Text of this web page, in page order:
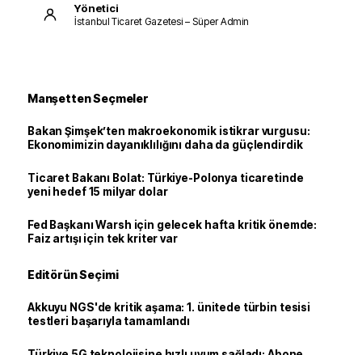
Yönetici
İstanbul Ticaret Gazetesi – Süper Admin
Manşetten Seçmeler
Bakan Şimşek’ten makroekonomik istikrar vurgusu:
Ekonomimizin dayanıklılığını daha da güçlendirdik
Ticaret Bakanı Bolat: Türkiye-Polonya ticaretinde
yeni hedef 15 milyar dolar
Fed Başkanı Warsh için gelecek hafta kritik önemde:
Faiz artışı için tek kriter var
Editörün Seçimi
Akkuyu NGS'de kritik aşama: 1. ünitede türbin tesisi
testleri başarıyla tamamlandı